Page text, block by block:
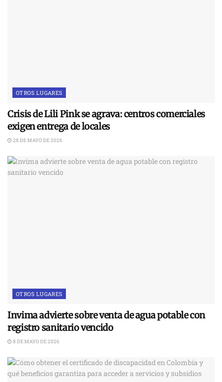
OTROS LUGARES
Crisis de Lili Pink se agrava: centros comerciales
exigen entrega de locales
28 DE MAYO DE 2026
OTROS LUGARES
Invima advierte sobre venta de agua potable con
registro sanitario vencido
8 DE MAYO DE 2026